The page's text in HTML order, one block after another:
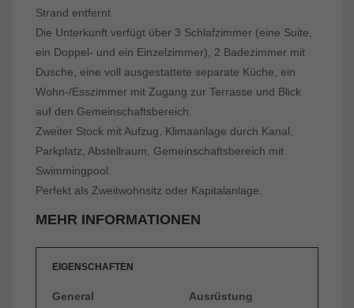
Strand entfernt.
Die Unterkunft verfügt über 3 Schlafzimmer (eine Suite,
ein Doppel- und ein Einzelzimmer), 2 Badezimmer mit
Dusche, eine voll ausgestattete separate Küche, ein
Wohn-/Esszimmer mit Zugang zur Terrasse und Blick
auf den Gemeinschaftsbereich.
Zweiter Stock mit Aufzug, Klimaanlage durch Kanal,
Parkplatz, Abstellraum, Gemeinschaftsbereich mit
Swimmingpool.
Perfekt als Zweitwohnsitz oder Kapitalanlage.
MEHR INFORMATIONEN
EIGENSCHAFTEN
General Ausrüstung